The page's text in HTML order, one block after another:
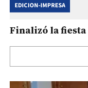
EDICION-IMPRESA
Finalizó la